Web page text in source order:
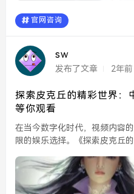
官网咨询
sw
发布了文章 2年前
探索皮克丘的精彩世界：
等你观看
在当今数字化时代，视频内容
限的娱乐选择。《探索皮克丘
克丘这一经典角色的魅力，还